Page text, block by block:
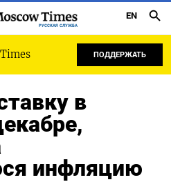
РУССКАЯ СЛУЖБА
EN
ПОДДЕРЖАТЬ
в
инфляцию